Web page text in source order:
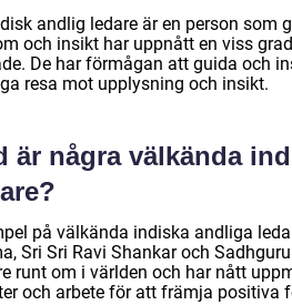
andlig ledare är en person som
och insikt har uppnått en viss
De har förmågan att guida och
resa mot upplysning och insikt.
är några välkända
på välkända indiska andliga
Sri Sri Ravi Shankar och
runt om i världen och har nått
och arbete för att främja positiva